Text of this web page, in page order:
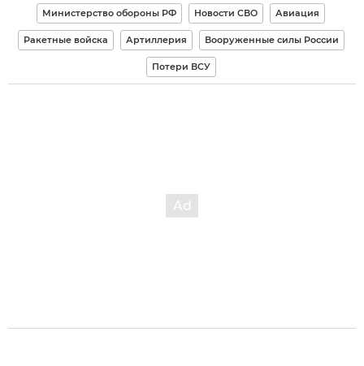
Министерство обороны РФ Новости СВО Авиация
Ракетные войска Артиллерия Вооруженные силы России
Потери ВСУ